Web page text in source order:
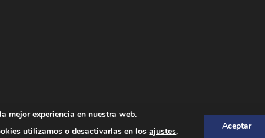
mejor experiencia en nuestra web.
utilizamos o desactivarlas en losajustes. Aceptar